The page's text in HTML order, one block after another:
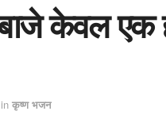
केवल एक
in कृष्ण भजन